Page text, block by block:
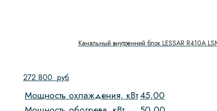
Канальный внутренний блок LESSAR R410A
272 800 руб
Мощность охлаждения, кВт45,00